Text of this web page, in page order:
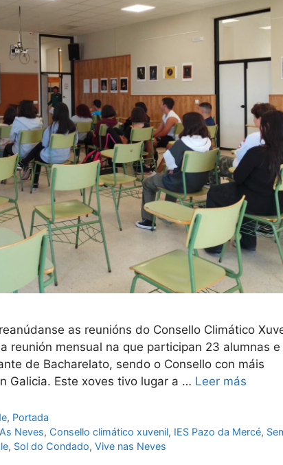
as reunións do Consello Climático
reunión mensual na que participan 23 alumnas e
de Bacharelato, sendo o Consello con máis
Galicia. Este xoves tivo lugar a … Leer más
, Portada
As Neves, Consello climático xuvenil, IES Pazo da Mercé,
, Sol do Condado, Vive nas Neves